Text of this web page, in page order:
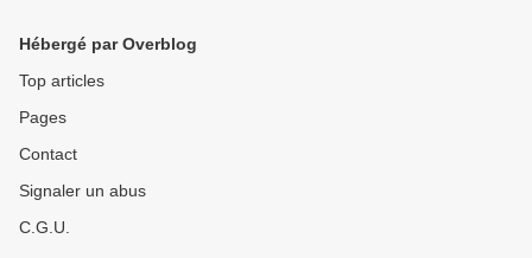
Hébergé par Overblog
Top articles
Pages
Contact
Signaler un abus
C.G.U.